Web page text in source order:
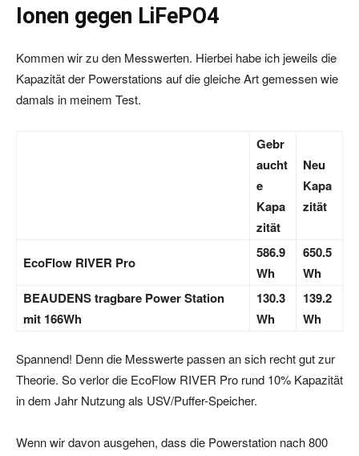
Ionen gegen LiFePO4
Kommen wir zu den Messwerten. Hierbei habe ich jeweils die
Kapazität der Powerstations auf die gleiche Art gemessen wie
damals in meinem Test.
Gebr
aucht
e
Kapa
zität
Neu
Kapa
zität
EcoFlow RIVER Pro
586.9
Wh
650.5
Wh
BEAUDENS tragbare Power Station
mit 166Wh
130.3
Wh
139.2
Wh
Spannend! Denn die Messwerte passen an sich recht gut zur
Theorie. So verlor die EcoFlow RIVER Pro rund 10% Kapazität
in dem Jahr Nutzung als USV/Puffer-Speicher.
Wenn wir davon ausgehen, dass die Powerstation nach 800